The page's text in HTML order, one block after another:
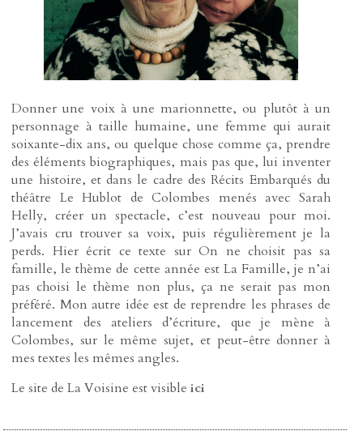
Donner une voix à une marionnette, ou plutôt à un
personnage à taille humaine, une femme qui aurait
soixante-dix ans, ou quelque chose comme ça, prendre
des éléments biographiques, mais pas que, lui inventer
une histoire, et dans le cadre des Récits Embarqués du
théâtre Le Hublot de Colombes menés avec Sarah
Helly, créer un spectacle, c’est nouveau pour moi.
J’avais cru trouver sa voix, puis régulièrement je la
perds. Hier écrit ce texte sur On ne choisit pas sa
famille, le thème de cette année est La Famille, je n’ai
pas choisi le thème non plus, ça ne serait pas mon
préféré. Mon autre idée est de reprendre les phrases de
lancement des ateliers d’écriture, que je mène à
Colombes, sur le même sujet, et peut-être donner à
mes textes les mêmes angles.
Le site de La Voisine est visibleici